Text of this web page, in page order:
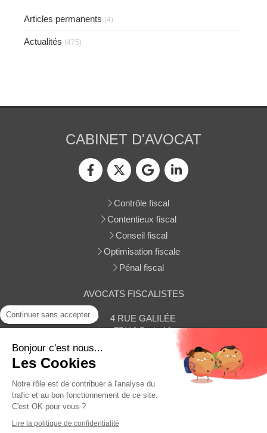
Articles permanents (4)
Actualités (475)
CABINET D'AVOCAT
Contrôle fiscal
Contentieux fiscal
Conseil fiscal
Optimisation fiscale
Pénal fiscal
AVOCATS FISCALISTES
4 RUE GALILÉE
75116 Paris 16
Afficher le téléphone
Mentions légales
Continuer sans accepter
Bonjour c'est nous...
Les Cookies
Notre rôle est de contribuer à l'analyse du
trafic et au bon fonctionnement de ce site.
C'est OK pour vous ?
Lire la politique de confidentialité